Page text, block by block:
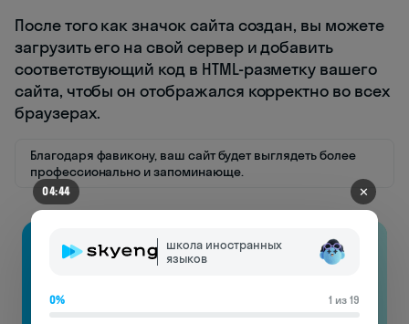
После того как значок сайта создан, вы можете
загрузить его на свой сервер и добавить
соответствующий код в HTML-разметку вашего
сайта, чтобы он отображался корректно во всех
браузерах.
Благодаря фавикону, ваш сайт будет выглядеть более
профессионально и запоминающе.
04:44 ✕
школа иностранных
языков
0% 1 из 19